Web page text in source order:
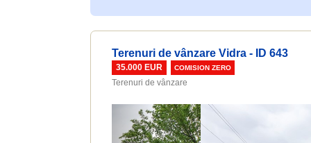
Terenuri de vânzare Vidra - ID 643
35.000 EUR COMISION ZERO
Terenuri de vânzare